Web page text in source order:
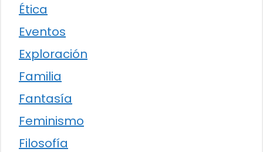
Ética
Eventos
Exploración
Familia
Fantasía
Feminismo
Filosofía